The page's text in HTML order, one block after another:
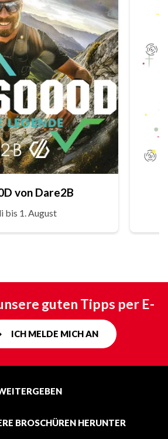
von Dare2B
bis 1. August
guten Tipps per E-
ICH MELDE MICH AN
BROSCHÜREN HERUNTER